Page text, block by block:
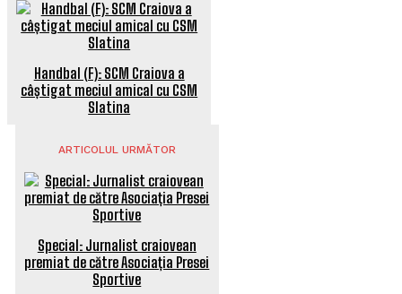
Handbal (F): SCM Craiova a
câștigat meciul amical cu CSM
Slatina
ARTICOLUL URMĂTOR
Special: Jurnalist craiovean
premiat de către Asociația Presei
Sportive